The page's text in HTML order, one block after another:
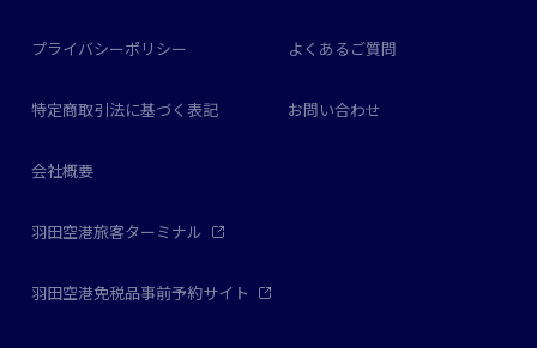
プライバシーポリシー よくあるご質問
特定商取引法に基づく表記 お問い合わせ
会社概要
羽田空港旅客ターミナル
羽田空港免税品事前予約サイト